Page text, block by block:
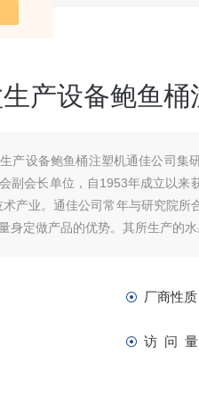
产设备鲍鱼桶
产设备鲍鱼桶注塑机通佳公司集
副会长单位，自1953年成立以来
产业。通佳公司常年与研究院所
身定做产品的优势。其所生产的
厂商性质
访 问 量